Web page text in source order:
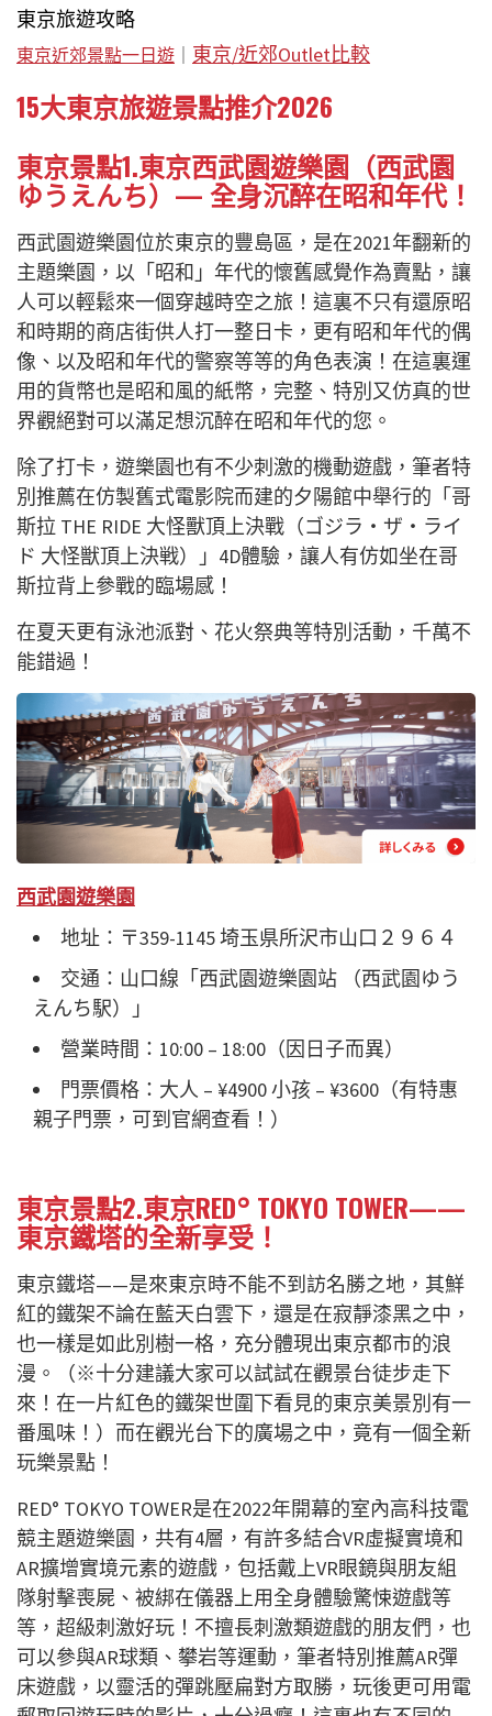
東京旅遊攻略
東京近郊景點一日遊 東京/近郊Outlet比較
15大東京旅遊景點推介2026
東京景點1.東京西武園遊樂園（西武園
ゆうえんち）— 全身沉醉在昭和年代！
西武園遊樂園位於東京的豐島區，是在2021年翻新的
主題樂園，以「昭和」年代的懷舊感覺作為賣點，讓
人可以輕鬆來一個穿越時空之旅！這裏不只有還原昭
和時期的商店街供人打一整日卡，更有昭和年代的偶
像、以及昭和年代的警察等等的角色表演！在這裏運
用的貨幣也是昭和風的紙幣，完整、特別又仿真的世
界觀絕對可以滿足想沉醉在昭和年代的您。
除了打卡，遊樂園也有不少刺激的機動遊戲，筆者特
別推薦在仿製舊式電影院而建的夕陽館中舉行的「哥
斯拉 THE RIDE 大怪獸頂上決戰（ゴジラ・ザ・ライ
ド 大怪獣頂上決戦）」4D體驗，讓人有仿如坐在哥
斯拉背上參戰的臨場感！
在夏天更有泳池派對、花火祭典等特別活動，千萬不
能錯過！
西武園遊樂園
地址：〒359-1145 埼玉県所沢市山口２９６４
交通：山口線「西武園遊樂園站 （西武園ゆう
えんち駅）」
營業時間：10:00 – 18:00（因日子而異）
門票價格：大人 – ¥4900 小孩 – ¥3600（有特惠
親子門票，可到官網查看！）
東京景點2.東京RED° TOKYO TOWER——
東京鐵塔的全新享受！
東京鐵塔——是來東京時不能不到訪名勝之地，其鮮
紅的鐵架不論在藍天白雲下，還是在寂靜漆黑之中，
也一樣是如此別樹一格，充分體現出東京都市的浪
漫。（※十分建議大家可以試試在觀景台徒步走下
來！在一片紅色的鐵架世圍下看見的東京美景別有一
番風味！）而在觀光台下的廣場之中，竟有一個全新
玩樂景點！
RED° TOKYO TOWER是在2022年開幕的室內高科技電
競主題遊樂園，共有4層，有許多結合VR虛擬實境和
AR擴增實境元素的遊戲，包括戴上VR眼鏡與朋友組
隊射擊喪屍、被綁在儀器上用全身體驗驚悚遊戲等
等，超級刺激好玩！不擅長刺激類遊戲的朋友們，也
可以參與AR球類、攀岩等運動，筆者特別推薦AR彈
床遊戲，以靈活的彈跳壓扁對方取勝，玩後更可用電